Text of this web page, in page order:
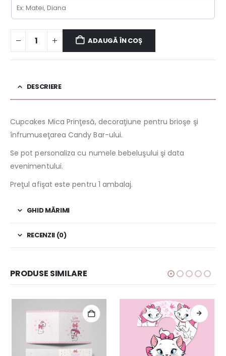
ADAUGĂ ÎN COȘ
DESCRIERE
Cupcakes Mica Prinţesă, decoraţiune pentru brioşe şi
înfrumuseţarea Candy Bar-ului.
Se pot personaliza cu numele bebeluşului şi data
evenimentului.
Preţul afişat este pentru 1 ambalaj.
GHID MĂRIMI
RECENZII (0)
PRODUSE SIMILARE